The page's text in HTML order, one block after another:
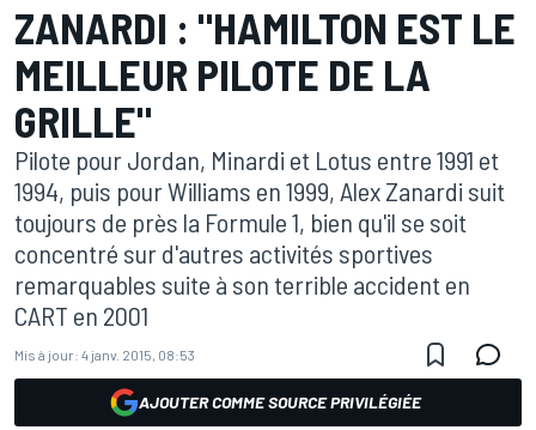
ZANARDI : "HAMILTON EST LE
MEILLEUR PILOTE DE LA
GRILLE"
Pilote pour Jordan, Minardi et Lotus entre 1991 et
1994, puis pour Williams en 1999, Alex Zanardi suit
toujours de près la Formule 1, bien qu'il se soit
concentré sur d'autres activités sportives
remarquables suite à son terrible accident en
CART en 2001
Mis à jour: 4 janv. 2015, 08:53
AJOUTER COMME SOURCE PRIVILÉGIÉE